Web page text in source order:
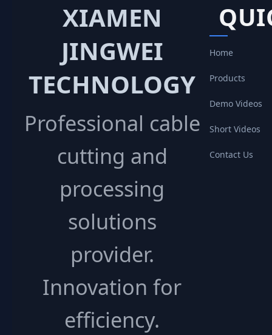
XIAMEN
JINGWEI
TECHNOLOGY
Professional cable
cutting and
processing
solutions
provider.
Innovation for
efficiency.
Home
Products
Demo Videos
Short Videos
Contact Us